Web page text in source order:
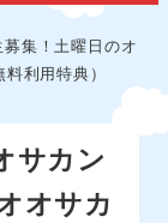
募集！土曜日のオ
利用特典）
サカン
オサカ